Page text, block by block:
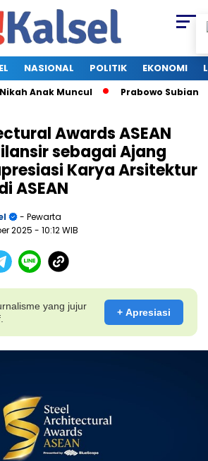
NASIONAL POLITIK EKONOMI
Anak Muncul Prabowo Subianto
Awards ASEAN
sebagai Ajang
Karya Arsitektur
ASEAN
- Pewarta
2025 - 10:12 WIB
yang jujur
+ Apresiasi